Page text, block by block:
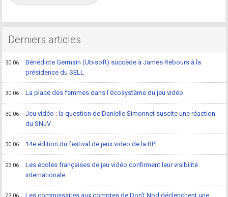
Derniers articles
30.06
Bénédicte Germain (Ubisoft) succède à James Rebours à la
présidence du SELL
30.06 La place des femmes dans l'écosystème du jeu vidéo
30.06
Jeu vidéo : la question de Danielle Simonnet suscite une réaction
du SNJV
30.06 14e édition du festival de jeux video de la BPI
23.06
Les écoles françaises de jeu vidéo confirment leur visibilité
internationale
Les commissaires aux comptes de Don't Nod déclenchent une